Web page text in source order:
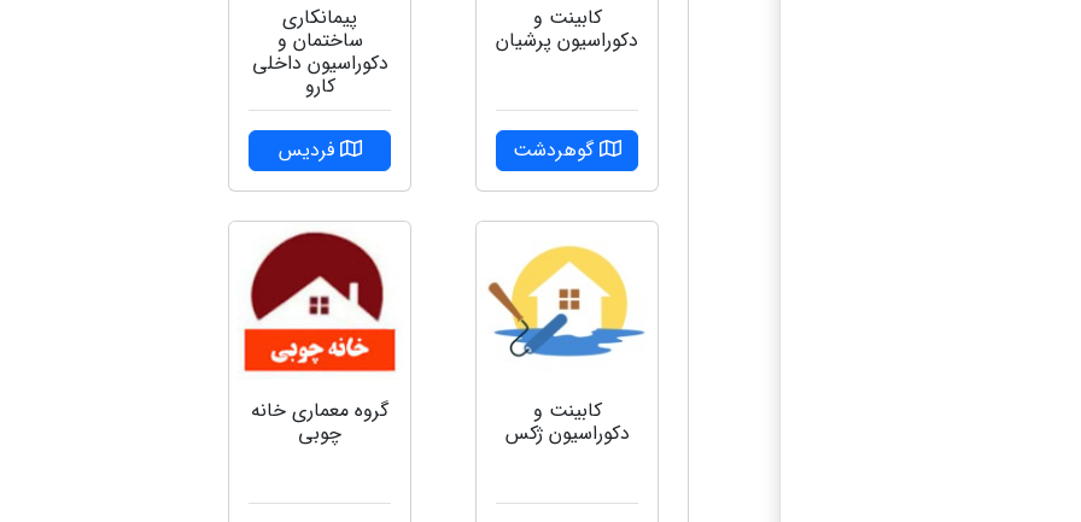
کابینت و
دکوراسیون پرشیان
گوهردشت
پیمانکاری
ساختمان و
دکوراسیون داخلی
کارو
فردیس
کابینت و
دکوراسیون ژکس
گروه‌ معماری خانه
چوبی